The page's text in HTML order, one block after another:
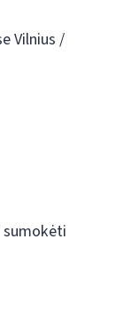
Vilnius /
sumokėti